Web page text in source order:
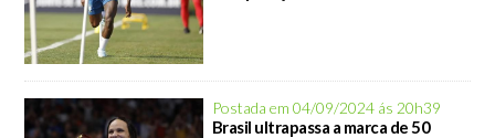
Postada em 04/09/2024 ás 20h39
Brasil ultrapassa a marca de 50